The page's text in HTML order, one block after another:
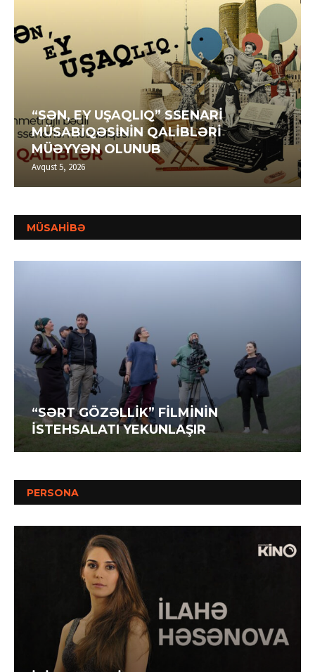
“SƏN, EY UŞAQLIQ” SSENARİ
MÜSABİQƏSİNİN QALİBLƏRİ
MÜƏYYƏN OLUNUB
Avqust 5, 2026
MÜSAHİBƏ
“SƏRT GÖZƏLLİK” FİLMİNİN
İSTEHSALATI YEKUNLAŞIR
PERSONA